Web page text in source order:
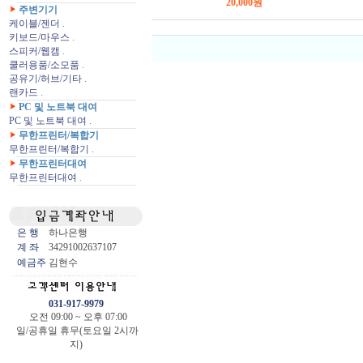
주변기기
케이블/젠더 .
키보드/마우스 .
스피커/웹캠 .
쿨러용품/소모품 .
공유기/허브/기타 .
랜카드 .
PC 및 노트북 대여
PC 및 노트북 대여 .
무한프린터/복합기
무한프린터/복합기
.
무한프린터대여
무한프린터대여 .
은 행
하나은행
계 좌
34291002637107
예금주 김현수
031-917-9979
오전 09:00 ~ 오후 07:00
일/공휴일 휴무(토요일 2시까
지)
20,000원